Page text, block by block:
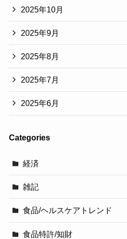
2025年10月
2025年9月
2025年8月
2025年7月
2025年6月
Categories
経済
雑記
食品/ヘルスケアトレンド
食品特許/知財